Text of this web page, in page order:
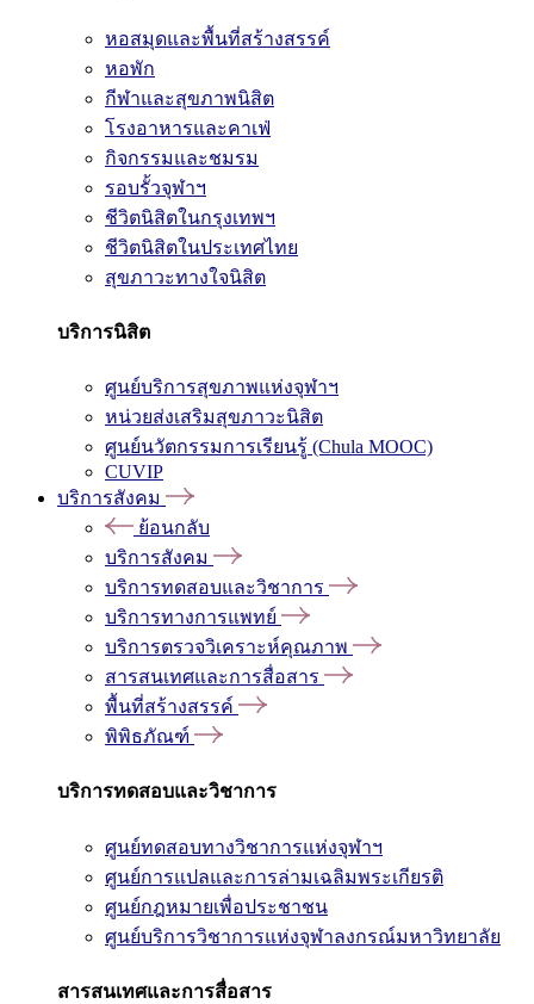
หอสมุดและพื้นที่สร้างสรรค์
หอพัก
กีฬาและสุขภาพนิสิต
โรงอาหารและคาเฟ่
กิจกรรมและชมรม
รอบรั้วจุฬาฯ
ชีวิตนิสิตในกรุงเทพฯ
ชีวิตนิสิตในประเทศไทย
สุขภาวะทางใจนิสิต
บริการนิสิต
ศูนย์บริการสุขภาพแห่งจุฬาฯ
หน่วยส่งเสริมสุขภาวะนิสิต
ศูนย์นวัตกรรมการเรียนรู้ (Chula MOOC)
CUVIP
บริการสังคม
ย้อนกลับ
บริการสังคม
บริการทดสอบและวิชาการ
บริการทางการแพทย์
บริการตรวจวิเคราะห์คุณภาพ
สารสนเทศและการสื่อสาร
พื้นที่สร้างสรรค์
พิพิธภัณฑ์
บริการทดสอบและวิชาการ
ศูนย์ทดสอบทางวิชาการแห่งจุฬาฯ
ศูนย์การแปลและการล่ามเฉลิมพระเกียรติ
ศูนย์กฎหมายเพื่อประชาชน
ศูนย์บริการวิชาการแห่งจุฬาลงกรณ์มหาวิทยาลัย
สารสนเทศและการสื่อสาร